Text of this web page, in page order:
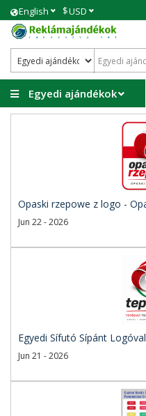
English $USD
Egyedi ajándékok
Opaski rzepowe z logo -
Jun 22 - 2026
Egyedi Sífutó Sípánt
Jun 21 - 2026